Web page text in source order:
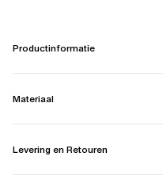
Productinformatie
Materiaal
Levering en Retouren